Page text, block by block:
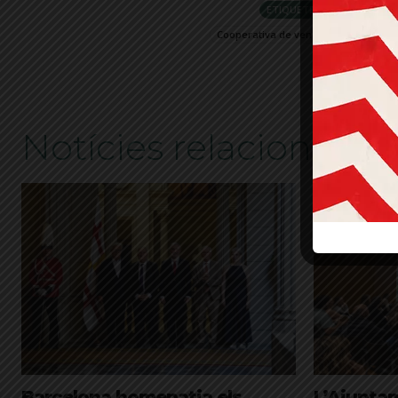
ETIQUETES 20 de juny
Cooperativa de venda ambulant
Notícies relacionades